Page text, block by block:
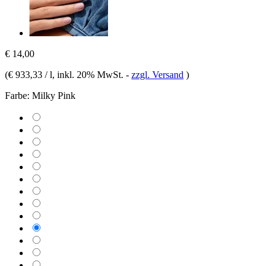
€ 14,00
(€ 933,33 / l, inkl. 20% MwSt. - zzgl. Versand )
Farbe: Milky Pink